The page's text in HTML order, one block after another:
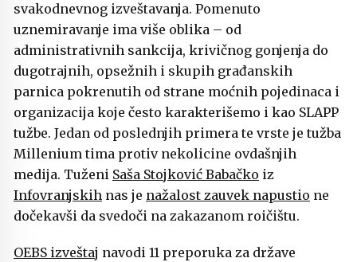
svakodnevnog izveštavanja. Pomenuto
uznemiravanje ima više oblika – od
administrativnih sankcija, krivičnog gonjenja do
dugotrajnih, opsežnih i skupih građanskih
parnica pokrenutih od strane moćnih pojedinaca i
organizacija koje često karakterišemo i kao SLAPP
tužbe. Jedan od poslednjih primera te vrste je tužba
Millenium tima protiv nekolicine ovdašnjih
medija. Tuženi Saša Stojković Babačko iz
Infovranjskih nas je nažalost zauvek napustio ne
dočekavši da svedoči na zakazanom roičištu.
OEBS izveštaj navodi 11 preporuka za države